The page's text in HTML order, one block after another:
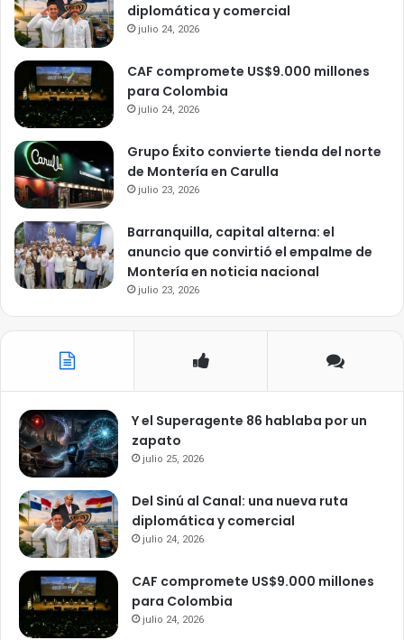
diplomática y comercial
julio 24, 2026
CAF compromete US$9.000 millones
para Colombia
julio 24, 2026
Grupo Éxito convierte tienda del norte
de Montería en Carulla
julio 23, 2026
Barranquilla, capital alterna: el
anuncio que convirtió el empalme de
Montería en noticia nacional
julio 23, 2026
Y el Superagente 86 hablaba por un
zapato
julio 25, 2026
Del Sinú al Canal: una nueva ruta
diplomática y comercial
julio 24, 2026
CAF compromete US$9.000 millones
para Colombia
julio 24, 2026